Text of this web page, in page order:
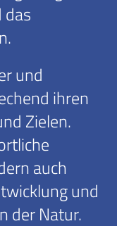
das
und
ihren
Zielen.
auch
und
der Natur.